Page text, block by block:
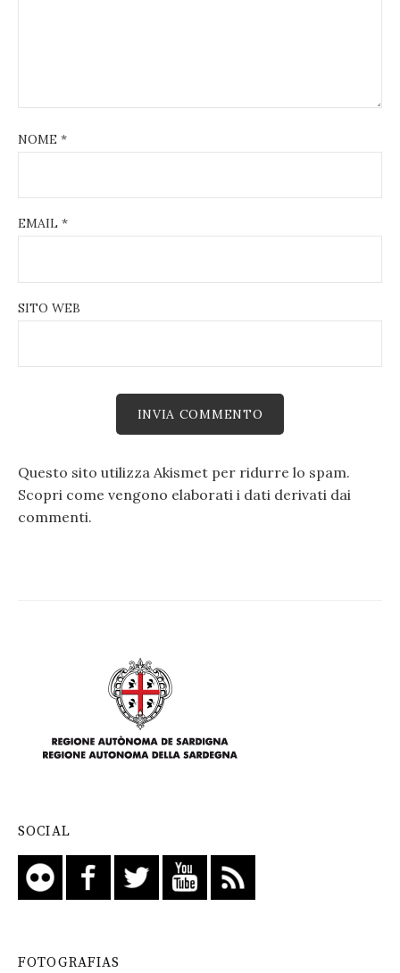
NOME *
EMAIL *
SITO WEB
Questo sito utilizza Akismet per ridurre lo spam.
Scopri come vengono elaborati i dati derivati dai
commenti.
SOCIAL
FOTOGRAFIAS